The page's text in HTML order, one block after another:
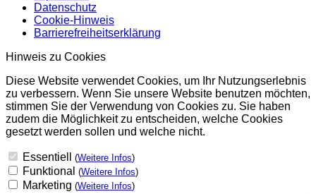
Datenschutz
Cookie-Hinweis
Barrierefreiheitserklärung
Hinweis zu Cookies
Diese Website verwendet Cookies, um Ihr Nutzungserlebnis
zu verbessern. Wenn Sie unsere Website benutzen möchten,
stimmen Sie der Verwendung von Cookies zu. Sie haben
zudem die Möglichkeit zu entscheiden, welche Cookies
gesetzt werden sollen und welche nicht.
Essentiell (Weitere Infos)
Funktional (Weitere Infos)
Marketing (Weitere Infos)